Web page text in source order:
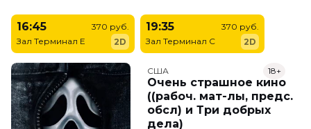
16:45
Зал Терминал E
370 руб.
2D
19:35
Зал Терминал C
370 руб.
2D
США
Очень страшное кино
((рабоч. мат-лы, предс.
обсл) и Три добрых
дела)
18+